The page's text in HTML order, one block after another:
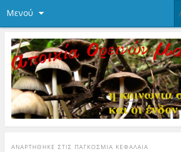
Μενού
ΑΝΑΡΤΉΘΗΚΕ ΣΤΙΣ ΠΑΓΚΌΣΜΙΑ ΚΕΦΆΛΑΙΑ